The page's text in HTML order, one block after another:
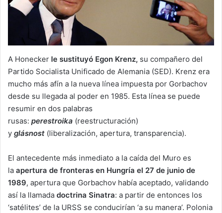
A Honecker le sustituyó Egon Krenz, su compañero del
Partido Socialista Unificado de Alemania (SED). Krenz era
mucho más afín a la nueva línea impuesta por Gorbachov
desde su llegada al poder en 1985. Esta línea se puede
resumir en dos palabras
rusas: perestroika (reestructuración)
y glásnost (liberalización, apertura, transparencia).
El antecedente más inmediato a la caída del Muro es
la apertura de fronteras en Hungría el 27 de junio de
1989, apertura que Gorbachov había aceptado, validando
así la llamada doctrina Sinatra: a partir de entonces los
‘satélites’ de la URSS se conducirían ‘a su manera’. Polonia